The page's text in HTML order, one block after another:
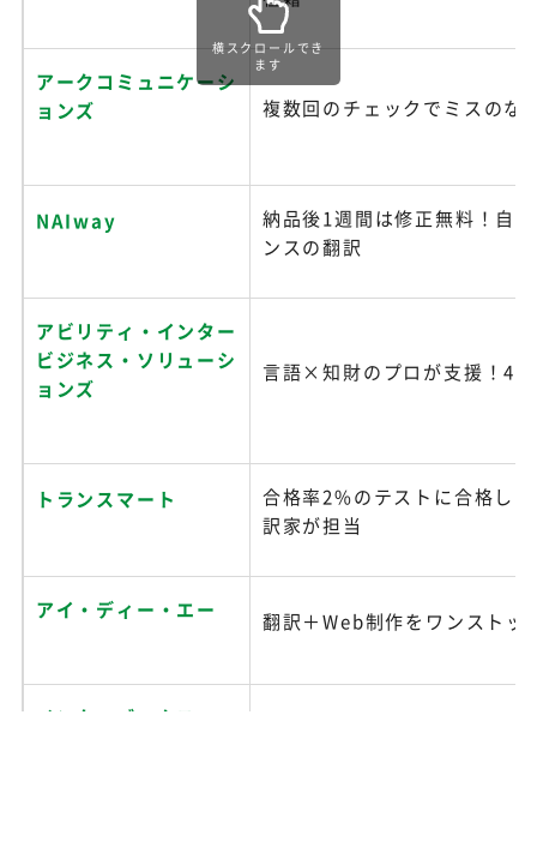
アークコミュニケーシ
ョンズ
複数回のチェックでミスのな
NAIway
納品後1週間は修正無料！自
ンスの翻訳
アビリティ・インター
ビジネス・ソリューシ
ョンズ
言語×知財のプロが支援！45
トランスマート
合格率2%のテストに合格し
訳家が担当
アイ・ディー・エー 翻訳＋Web制作をワンストッ
インターブックス
横スクロールでき
ます